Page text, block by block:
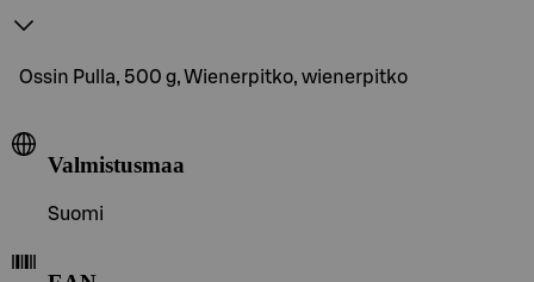
Ossin Pulla, 500 g, Wienerpitko, wienerpitko
Valmistusmaa
Suomi